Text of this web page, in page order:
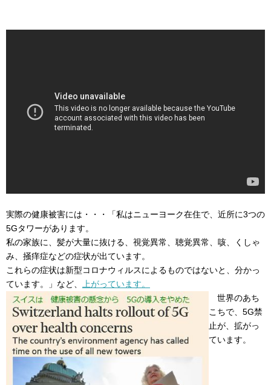
実際の健康被害には・・・「私はニューヨーク在住で、近所に3つの
5Gタワーがあります。
私の家族に、髪が大量に抜ける、視覚異常、聴覚異常、咳、くしゃ
み、掻痒症などの症状が出ています。
これらの症状は新型コロナウィルスによるものではないと、分かっ
ています。」など、 上がっています。
世界のあち
こちで、5G禁
止が、拡がっ
ています。